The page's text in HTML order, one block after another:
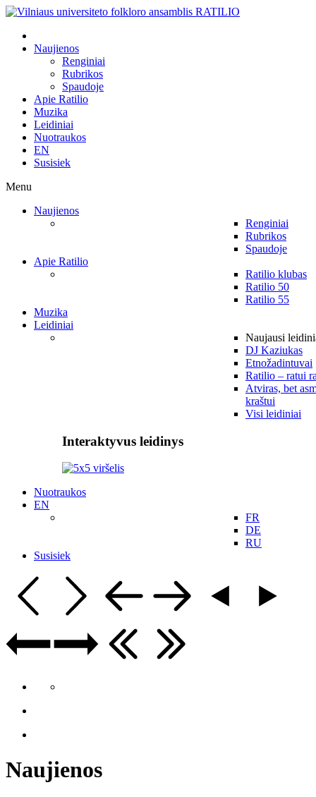
Naujienos
Renginiai
Rubrikos
Spaudoje
Apie Ratilio
Muzika
Leidiniai
Nuotraukos
EN
Susisiek
Menu
Naujienos
Renginiai
Rubrikos
Spaudoje
Apie Ratilio
Ratilio klubas
Ratilio 50
Ratilio 55
Muzika
Leidiniai
Naujausi
DJ Kaziukas
Etnožadintuvai
Ratilio – ratui
Atviras, bet
kraštui
Visi leidiniai
Interaktyvus leidinys
Nuotraukos
EN
FR
DE
RU
Susisiek
Naujienos